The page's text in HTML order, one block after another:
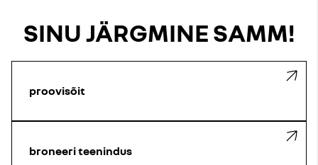
SINU JÄRGMINE SAMM!
proovisõit
broneeri teenindus